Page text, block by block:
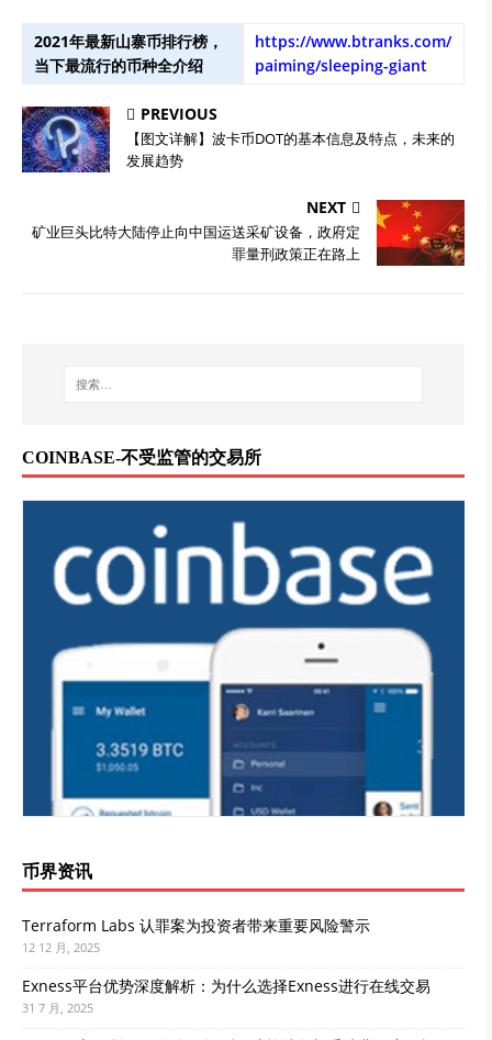
2021年最新山寨币排行榜，
当下最流行的币种全介绍
https://www.btranks.com/
paiming/sleeping-giant
PREVIOUS
【图文详解】波卡币DOT的基本信息及特点，未来的
发展趋势
NEXT
矿业巨头比特大陆停止向中国运送采矿设备，政府定
罪量刑政策正在路上
COINBASE-不受监管的交易所
币界资讯
Terraform Labs 认罪案为投资者带来重要风险警示
12 12 月, 2025
Exness平台优势深度解析：为什么选择Exness进行在线交易
31 7 月, 2025